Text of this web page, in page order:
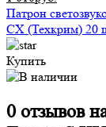
Патрон
СХ (Техкрим) 20
Купить
0 отзывов